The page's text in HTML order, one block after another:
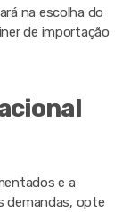
na escolha do
de importação
e a
demandas, opte